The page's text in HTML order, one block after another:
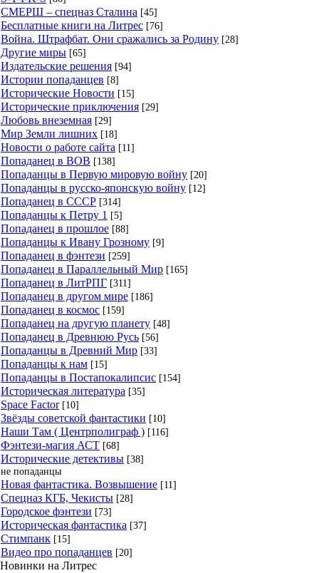
СМЕРШ – спецназ Сталина [45]
Бесплатные книги на Литрес [76]
Война. Штрафбат. Они сражались за Родину [28]
Другие миры [65]
Издательские решения [94]
Истории попаданцев [8]
Исторические Новости [15]
Исторические приключения [29]
Любовь внеземная [29]
Мир Земли лишних [18]
Новости о работе сайта [11]
Попаданец в ВОВ [138]
Попаданцы в Первую мировую войну [20]
Попаданцы в русско-японскую войну [12]
Попаданец в СССР [314]
Попаданцы к Петру 1 [5]
Попаданец в прошлое [88]
Попаданцы к Ивану Грозному [9]
Попаданец в фэнтези [259]
Попаданец в Параллельный Мир [165]
Попаданец в ЛитРПГ [311]
Попаданец в другом мире [186]
Попаданец в космос [159]
Попаданец на другую планету [48]
Попаданец в Древнюю Русь [56]
Попаданцы в Древний Мир [33]
Попаданцы к нам [15]
Попаданцы в Постапокалипсис [154]
Историческая литература [35]
Space Factor [10]
Звёзды советской фантастики [10]
Наши Там ( Центрполиграф ) [116]
Фэнтези-магия АСТ [68]
Исторические детективы [38]
не попаданцы
Новая фантастика. Возвышение [11]
Спецназ КГБ, Чекисты [28]
Городское фэнтези [73]
Историческая фантастика [37]
Стимпанк [15]
Видео про попаданцев [20]
Новинки на Литрес